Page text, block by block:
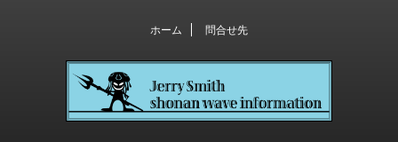
ホーム 問合せ先